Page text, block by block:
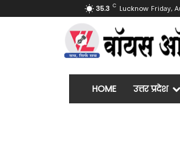
35.3 C Lucknow Friday,
HOME उत्तर प्रदेश